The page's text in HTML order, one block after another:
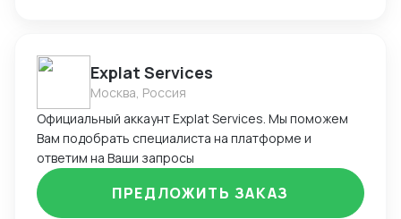
Explat Services
Москва, Россия
Официальный аккаунт Explat Services. Мы поможем
Вам подобрать специалиста на платформе и
ответим на Ваши запросы
ПРЕДЛОЖИТЬ ЗАКАЗ